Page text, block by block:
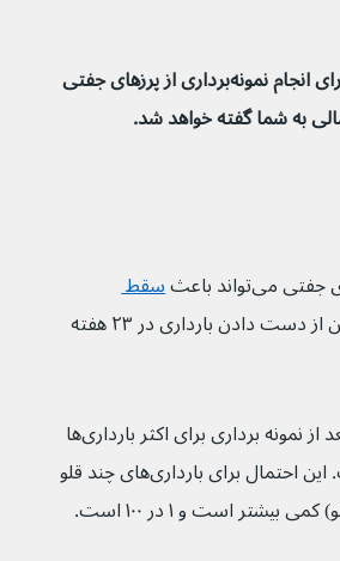
قبل از تصمیم‌گیری برای انجام نمونه‌برداری از پرزهای جفتی
می‌تواند باعث
سقط
سقط جنین از دست دادن بارداری در ۲۳ هفته
احتمال سقط جنین بعد از نمونه برداری برای اکثر بارداری‌ها
کمتر از ۱ در ۲۰۰ است. این احتمال برای بارداری‌های چند قلو
بیشتر است و ۱ در ۱۰۰ است.